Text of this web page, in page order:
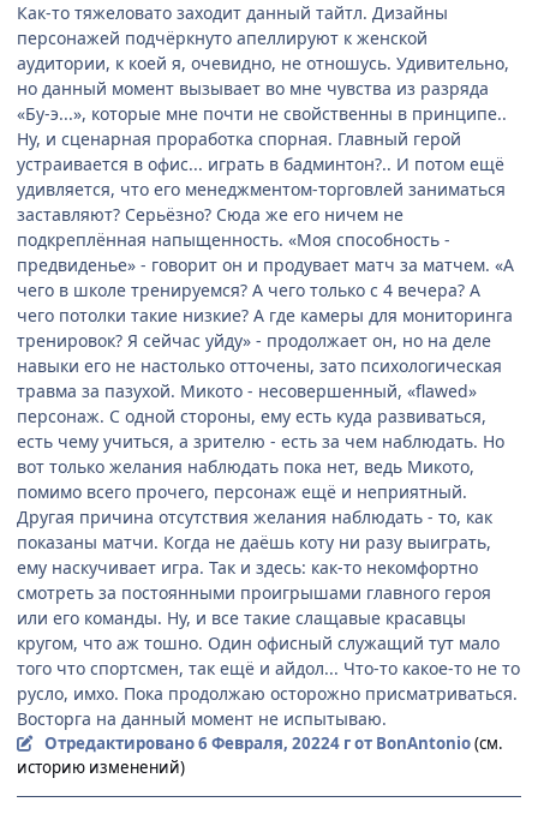
Как-то тяжеловато заходит данный тайтл. Дизайны
персонажей подчёркнуто апеллируют к женской
аудитории, к коей я, очевидно, не отношусь. Удивительно,
но данный момент вызывает во мне чувства из разряда
«Бу-э...», которые мне почти не свойственны в принципе..
Ну, и сценарная проработка спорная. Главный герой
устраивается в офис... играть в бадминтон?.. И потом ещё
удивляется, что его менеджментом-торговлей заниматься
заставляют? Серьёзно? Сюда же его ничем не
подкреплённая напыщенность. «Моя способность -
предвиденье» - говорит он и продувает матч за матчем. «А
чего в школе тренируемся? А чего только с 4 вечера? А
чего потолки такие низкие? А где камеры для мониторинга
тренировок? Я сейчас уйду» - продолжает он, но на деле
навыки его не настолько отточены, зато психологическая
травма за пазухой. Микото - несовершенный, «flawed»
персонаж. С одной стороны, ему есть куда развиваться,
есть чему учиться, а зрителю - есть за чем наблюдать. Но
вот только желания наблюдать пока нет, ведь Микото,
помимо всего прочего, персонаж ещё и неприятный.
Другая причина отсутствия желания наблюдать - то, как
показаны матчи. Когда не даёшь коту ни разу выиграть,
ему наскучивает игра. Так и здесь: как-то некомфортно
смотреть за постоянными проигрышами главного героя
или его команды. Ну, и все такие слащавые красавцы
кругом, что аж тошно. Один офисный служащий тут мало
того что спортсмен, так ещё и айдол... Что-то какое-то не то
русло, имхо. Пока продолжаю осторожно присматриваться.
Восторга на данный момент не испытываю.
Отредактировано6 Февраля, 20224 гот BonAntonio(см.
историю изменений)